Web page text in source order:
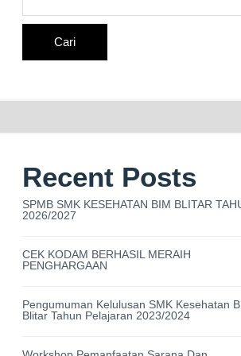
Cari
Recent Posts
SPMB SMK KESEHATAN BIM BLITAR
2026/2027
CEK KODAM BERHASIL MERAIH
PENGHARGAAN
Pengumuman Kelulusan SMK Kesehatan
Blitar Tahun Pelajaran 2023/2024